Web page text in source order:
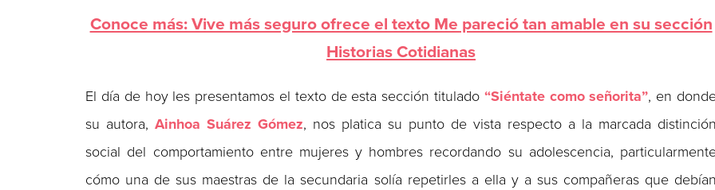
Conoce más: Vive más seguro ofrece el texto Me pareció tan amable en su sección
Historias Cotidianas
El día de hoy les presentamos el texto de esta sección titulado “Siéntate como señorita”, en
su autora,Ainhoa Suárez Gómez, nos platica su punto de vista respecto a la marcada
social del comportamiento entre mujeres y hombres recordando su adolescencia,
cómo una de sus maestras de la secundaria solía repetirles a ella y a sus compañeras que